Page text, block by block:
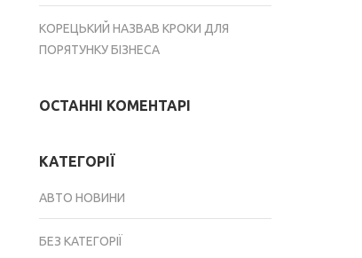
КОРЕЦЬКИЙ НАЗВАВ КРОКИ ДЛЯ
ПОРЯТУНКУ БІЗНЕСА
ОСТАННІ КОМЕНТАРІ
КАТЕГОРІЇ
АВТО НОВИНИ
БЕЗ КАТЕГОРІЇ